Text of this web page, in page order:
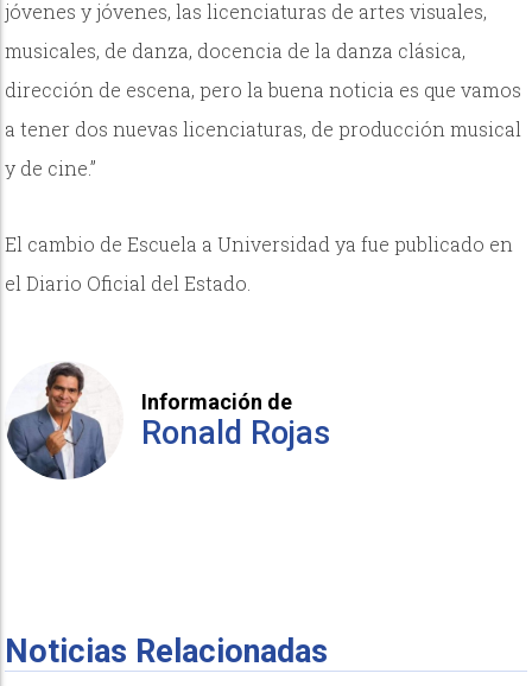
jóvenes y jóvenes, las licenciaturas de artes visuales,
musicales, de danza, docencia de la danza clásica,
dirección de escena, pero la buena noticia es que vamos
a tener dos nuevas licenciaturas, de producción musical
y de cine.”
El cambio de Escuela a Universidad ya fue publicado en
el Diario Oficial del Estado.
Información de
Ronald Rojas
Noticias Relacionadas